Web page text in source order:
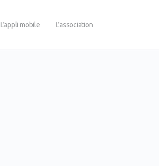
L’appli mobile L’association